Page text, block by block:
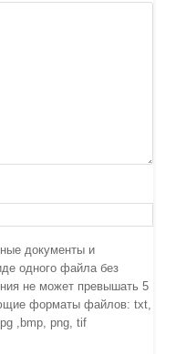
документы и
одного файла без
не может превышать 5
форматы файлов: txt,
,bmp, png, tif